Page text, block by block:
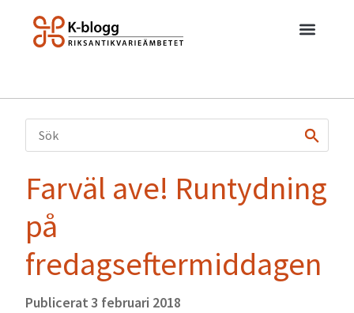
Farväl ave! Runtydning
på
fredagseftermiddagen
Publicerat3 februari 2018